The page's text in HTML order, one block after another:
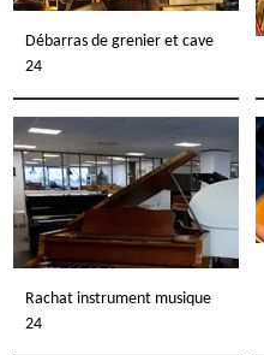
Débarras de grenier et cave
24
Rachat instrument musique
24